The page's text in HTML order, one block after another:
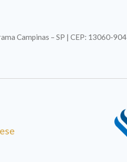
Campinas – SP | CEP: 13060-904